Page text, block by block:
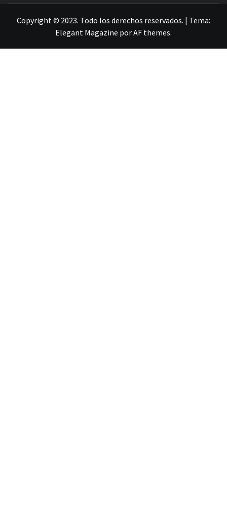
Copyright © 2023. Todo los derechos reservados. | Tema:
Elegant Magazine porAF themes.